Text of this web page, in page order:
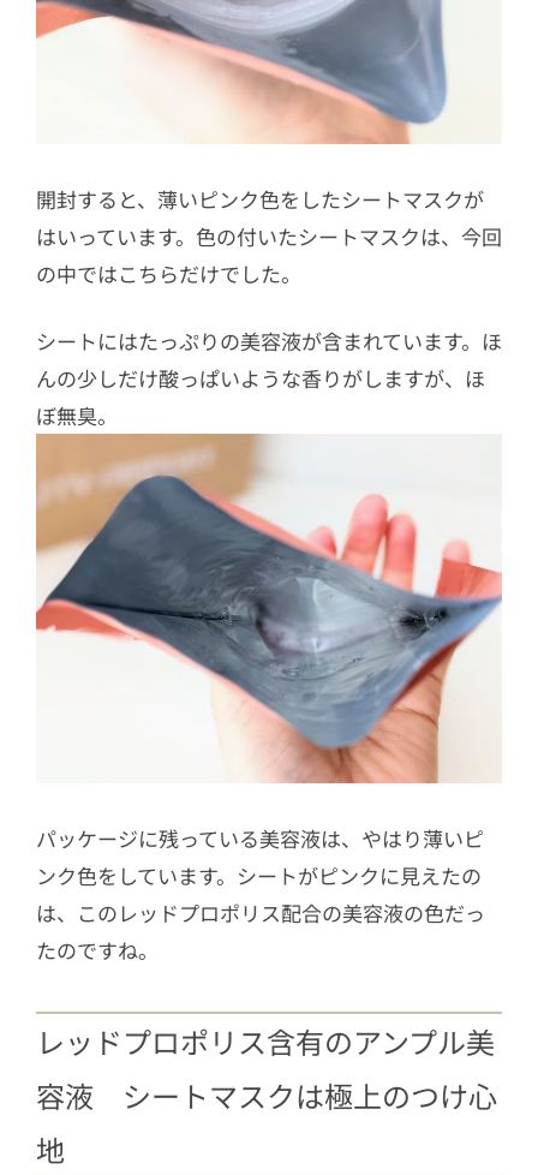
開封すると、薄いピンク色をしたシートマスクが
はいっています。色の付いたシートマスクは、今回
の中ではこちらだけでした。
シートにはたっぷりの美容液が含まれています。ほ
んの少しだけ酸っぱいような香りがしますが、ほ
ぼ無臭。
パッケージに残っている美容液は、やはり薄いピ
ンク色をしています。シートがピンクに見えたの
は、このレッドプロポリス配合の美容液の色だっ
たのですね。
レッドプロポリス含有のアンプル美
容液 シートマスクは極上のつけ心
地